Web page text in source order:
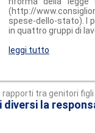
(http://
spese-dello-stato). I
in quattro gruppi di
leggi tutto
rapporti tra genitori figli
la